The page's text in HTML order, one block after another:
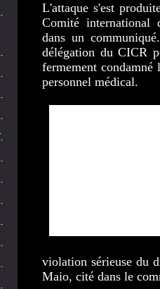
L'attaque s'est
Comité international
dans un
délégation du CICR
fermement condamné
personnel médical.
violation sérieuse du
Maio, cité dans le